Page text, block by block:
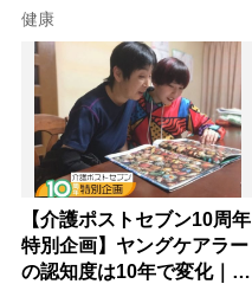
意
健康
【介護ポストセブン10周年
特別企画】ヤングケアラー
の認知度は10年で変化｜流